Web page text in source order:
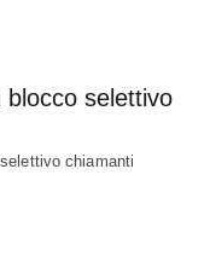
selettivo
chiamanti